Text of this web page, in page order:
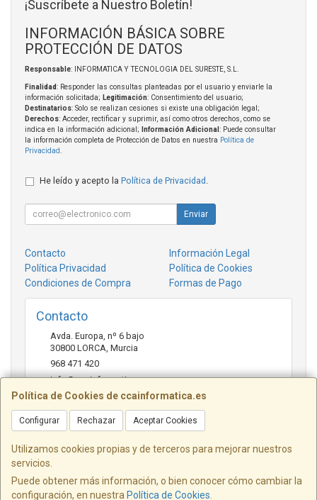
Política de Cookies de ccainformatica.es
Configurar Rechazar Aceptar Cookies
Utilizamos cookies propias y de terceros para mejorar nuestros
servicios.
Puede obtener más información, o bien conocer cómo cambiar la
configuración, en nuestra Política de Cookies
¡Suscríbete a Nuestro Boletín!
INFORMACIÓN BÁSICA SOBRE
PROTECCIÓN DE DATOS
Responsable: INFORMATICA Y TECNOLOGIA DEL SURESTE, S.L.
Finalidad: Responder las consultas planteadas por el usuario y enviarle la
información solicitada; Legitimación: Consentimiento del usuario;
Destinatarios: Solo se realizan cesiones si existe una obligación legal;
Derechos: Acceder, rectificar y suprimir, así como otros derechos, como se
indica en la información adicional;
Información Adicional : Puede consultar
la información completa de Protección de Datos en nuestra Política de
Privacidad
He leído y acepto la Política de Privacidad
Enviar
Contacto
Información Legal
Política Privacidad
Política de Cookies
Condiciones de Compra
Formas de Pago
Contacto
Avda. Europa, nº 6 bajo
30800 LORCA Murcia
968 471 420
info@ccainformatica.es
Horario
L-V: 9:30 h a 14 h - 16:30 h a 20:30 h - Sab: 10 h a 14 h